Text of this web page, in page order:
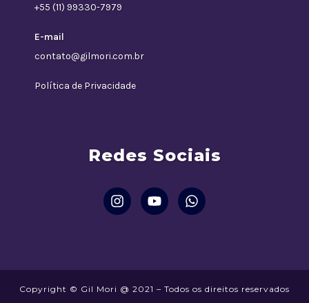
+55 (11) 99330-7979
E-mail
contato@gilmori.com.br
Política de Privacidade
Redes Sociais
Copyright © Gil Mori @ 2021 – Todos os direitos reservados